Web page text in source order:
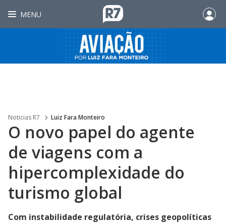
MENU
Noticias R7 Luiz Fara Monteiro
O novo papel do agente
de viagens com a
hipercomplexidade do
turismo global
Com instabilidade regulatória, crises geopolíticas